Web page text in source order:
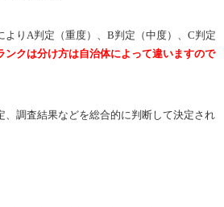
よりA判定（重度）、B判定（中度）、C判定
ンクは分け方は自治体によって違いますので
、調査結果などを総合的に判断して決定され